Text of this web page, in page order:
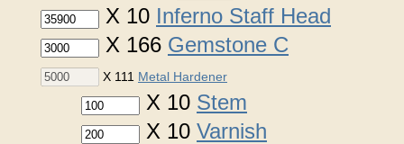
X 10 Inferno Staff Head
X 166 Gemstone C
X 111 Metal Hardener
X 10 Stem
X 10 Varnish